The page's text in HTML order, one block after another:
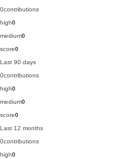
0contributions
high0
medium0
score0
Last 90 days
0contributions
high0
medium0
score0
Last 12 months
0contributions
high0